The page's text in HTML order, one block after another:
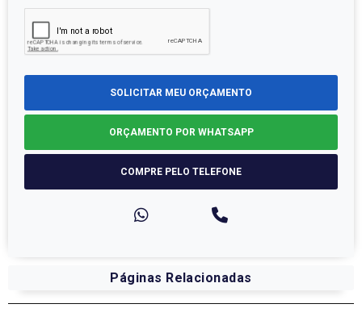
SOLICITAR MEU ORÇAMENTO
ORÇAMENTO POR WHATSAPP
COMPRE PELO TELEFONE
Páginas Relacionadas